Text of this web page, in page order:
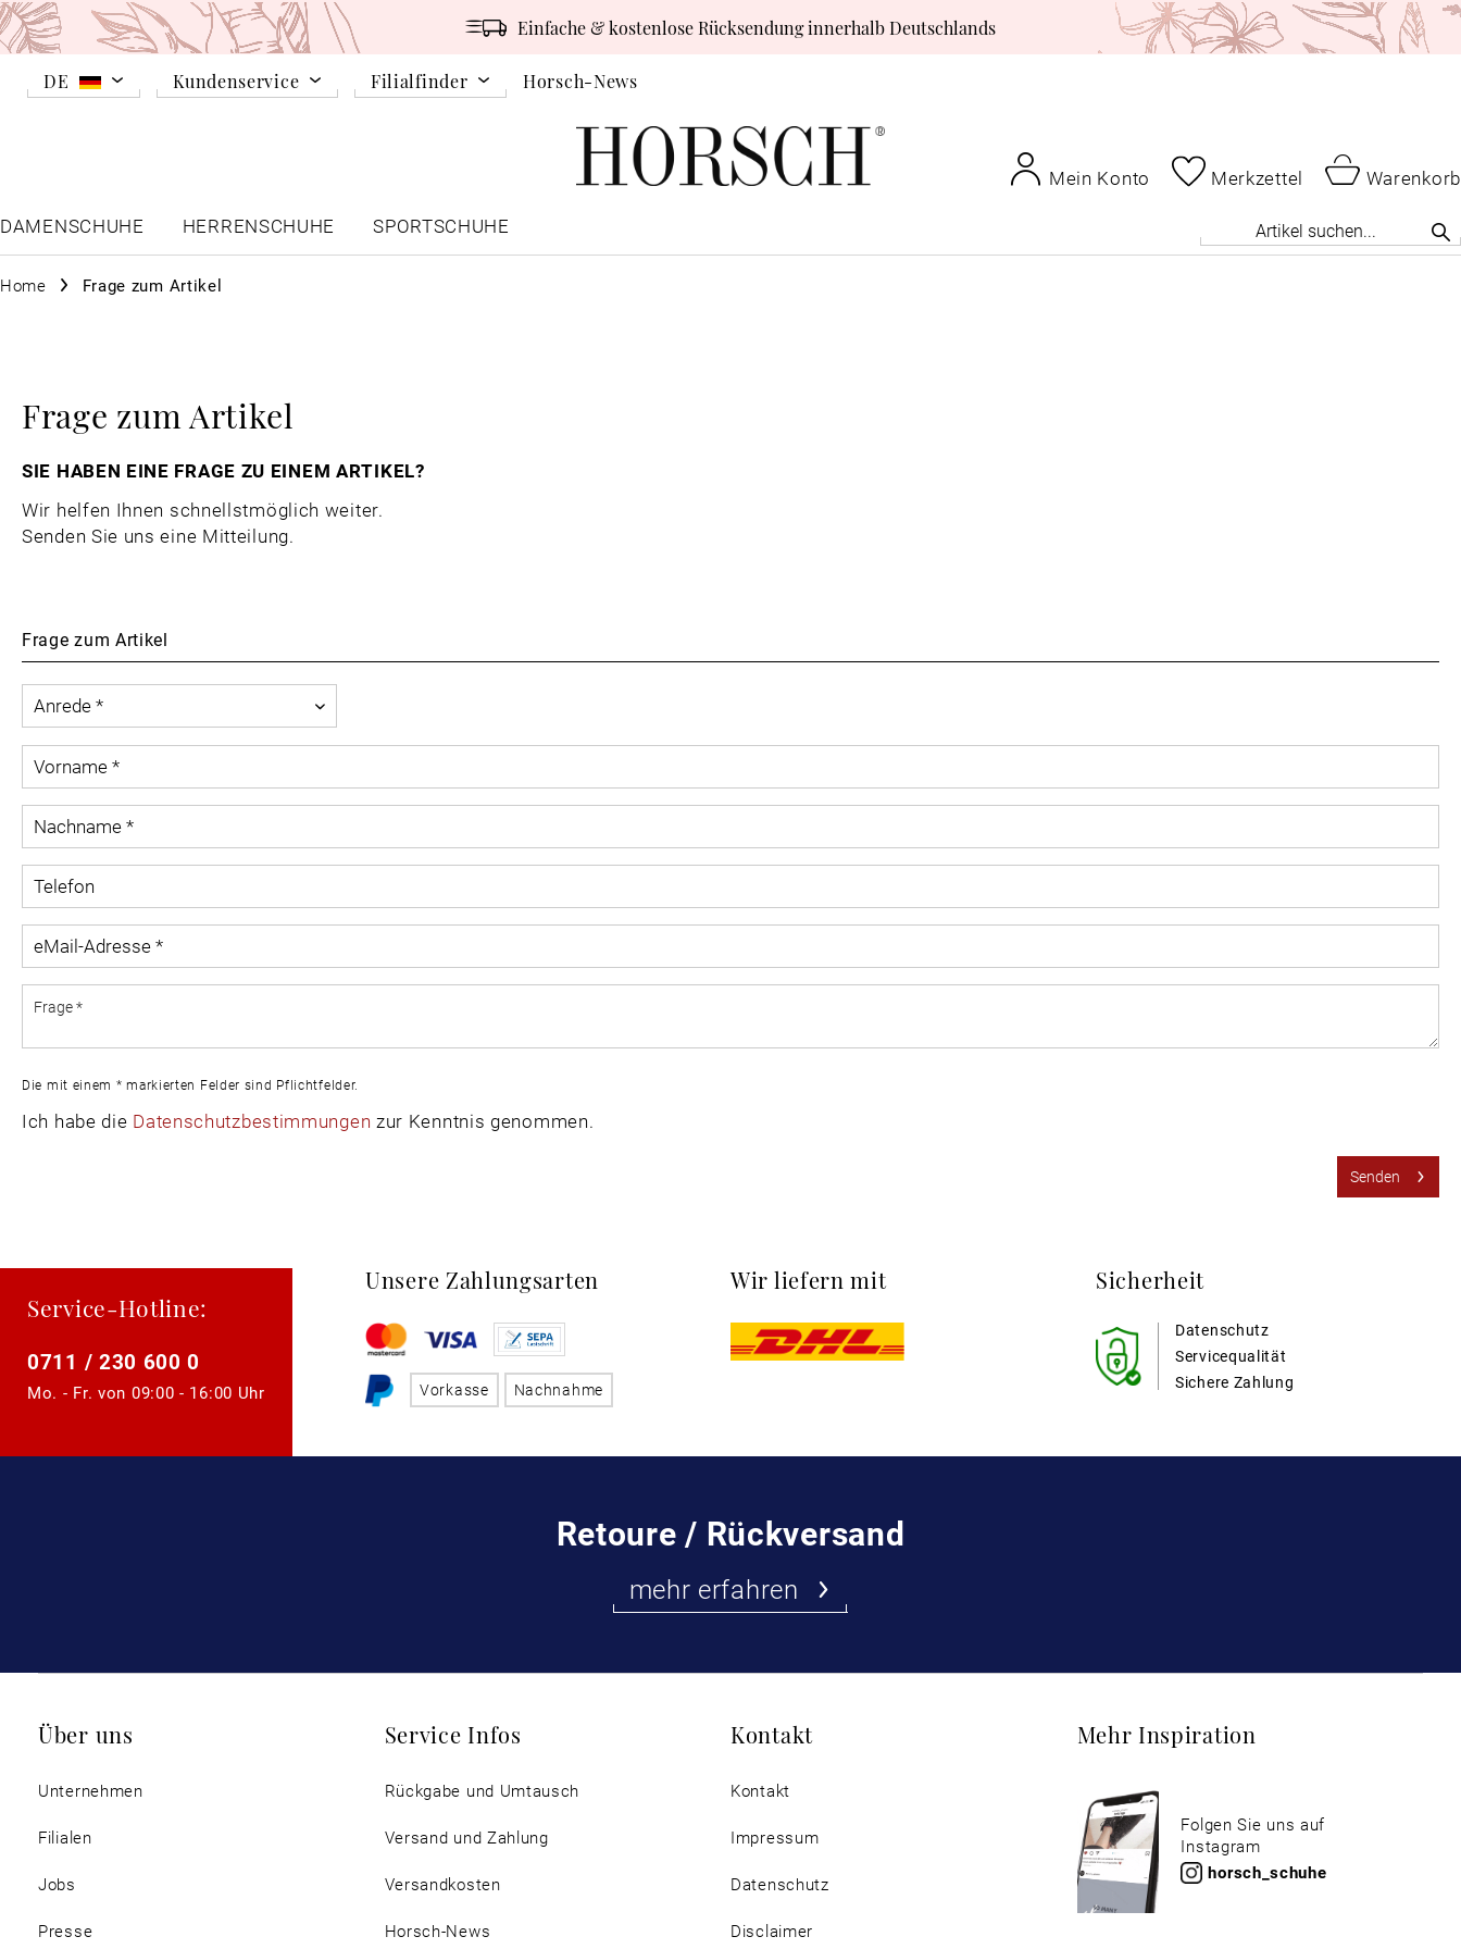
Einfache & kostenlose Rücksendung innerhalb Deutschlands
DE Kundenservice Filialfinder Horsch-News
Mein Konto Merkzettel
Warenkorb
DAMENSCHUHE
HERRENSCHUHE SPORTSCHUHE
Home Frage zum Artikel
Frage zum Artikel
SIE HABEN EINE FRAGE ZU EINEM ARTIKEL?
Wir helfen Ihnen schnellstmöglich weiter.
Senden Sie uns eine Mitteilung.
Frage zum Artikel
Die mit einem * markierten Felder sind Pflichtfelder.
Ich habe die Datenschutzbestimmungen zur Kenntnis genommen.
Senden
Retoure / Rückversand
mehr erfahren
Service-Hotline:
0711 / 230 600 0
Mo. - Fr. von 09:00 - 16:00 Uhr
Unsere Zahlungsarten
Vorkasse Nachnahme
Wir liefern mit Sicherheit
Datenschutz
Sichere Zahlung
Servicequalität
Über uns
Unternehmen
Filialen
Jobs
Presse
Service Infos
Rückgabe und Umtausch
Versand und Zahlung
Versandkosten
Horsch-News
Kontakt
Kontakt
Impressum
Datenschutz
Disclaimer
Mehr Inspiration
Folgen Sie uns auf
Instagram
horsch_schuhe